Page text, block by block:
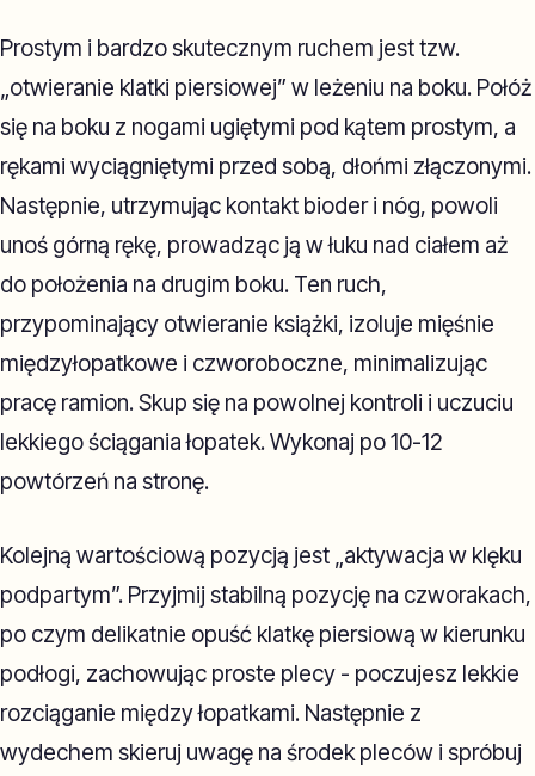
Prostym i bardzo skutecznym ruchem jest tzw.
„otwieranie klatki piersiowej” w leżeniu na boku. Połóż
się na boku z nogami ugiętymi pod kątem prostym, a
rękami wyciągniętymi przed sobą, dłońmi złączonymi.
Następnie, utrzymując kontakt bioder i nóg, powoli
unoś górną rękę, prowadząc ją w łuku nad ciałem aż
do położenia na drugim boku. Ten ruch,
przypominający otwieranie książki, izoluje mięśnie
międzyłopatkowe i czworoboczne, minimalizując
pracę ramion. Skup się na powolnej kontroli i uczuciu
lekkiego ściągania łopatek. Wykonaj po 10-12
powtórzeń na stronę.
Kolejną wartościową pozycją jest „aktywacja w klęku
podpartym”. Przyjmij stabilną pozycję na czworakach,
po czym delikatnie opuść klatkę piersiową w kierunku
podłogi, zachowując proste plecy - poczujesz lekkie
rozciąganie między łopatkami. Następnie z
wydechem skieruj uwagę na środek pleców i spróbuj